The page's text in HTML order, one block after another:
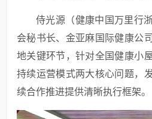
侍光源（健康中国万里行
会秘书长、金亚麻国际健康公
地关键环节，针对全国健康小
持续运营模式两大核心问题，
续合作推进提供清晰执行框架。